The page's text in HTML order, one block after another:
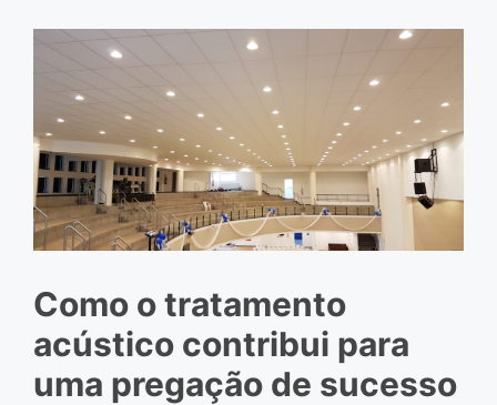
Como o tratamento
acústico contribui para
uma pregação de sucesso